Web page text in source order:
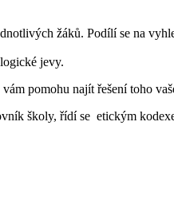
žáků. Podílí se na
jevy.
pomohu najít řešení toho
školy, řídí se etickým